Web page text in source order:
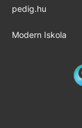
pedig.hu
Modern Iskola